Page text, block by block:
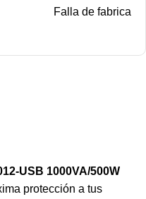
Falla de fabrica
USB 1000VA/500W
protección a tus